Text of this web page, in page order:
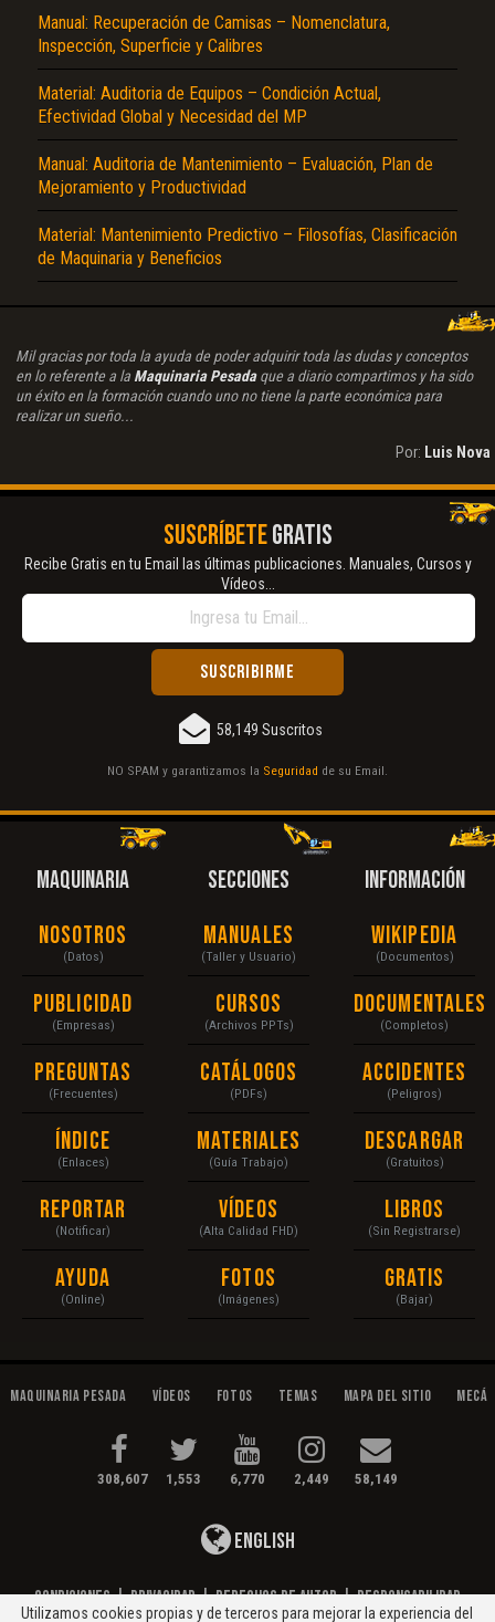
Manual: Recuperación de Camisas – Nomenclatura,
Inspección, Superficie y Calibres
Material: Auditoria de Equipos – Condición Actual,
Efectividad Global y Necesidad del MP
Manual: Auditoria de Mantenimiento – Evaluación, Plan de
Mejoramiento y Productividad
Material: Mantenimiento Predictivo – Filosofías, Clasificación
de Maquinaria y Beneficios
Mil gracias por toda la ayuda de poder adquirir toda las dudas y conceptos
en lo referente a la Maquinaria Pesadaque a diario compartimos y ha sido
un éxito en la formación cuando uno no tiene la parte económica para
realizar un sueño...
Por: Luis Nova
SUSCRÍBETEGRATIS
Recibe Gratis en tu Email las últimas publicaciones. Manuales, Cursos y
Vídeos...
58,149 Suscritos
NO SPAM y garantizamos la Seguridad de su Email.
MAQUINARIA
Nosotros
(Datos)
Publicidad
(Empresas)
Preguntas
(Frecuentes)
Índice
(Enlaces)
Reportar
(Notificar)
Ayuda
(Online)
SECCIONES
Manuales
(Taller y Usuario)
Cursos
(Archivos PPTs)
Catálogos
(PDFs)
Materiales
(Guía Trabajo)
Vídeos
(Alta Calidad FHD)
Fotos
(Imágenes)
INFORMACIÓN
Wikipedia
(Documentos)
Documentales
(Completos)
Accidentes
(Peligros)
Descargar
(Gratuitos)
Libros
(Sin Registrarse)
Gratis
(Bajar)
Maquinaria Pesada Vídeos Fotos Temas Mapa del Sitio
308,607 1,553 6,770 2,449 58,149
English
Condiciones|Privacidad|Derechos de Autor|Responsabilidad
Utilizamos cookies propias y de terceros para mejorar la experiencia del